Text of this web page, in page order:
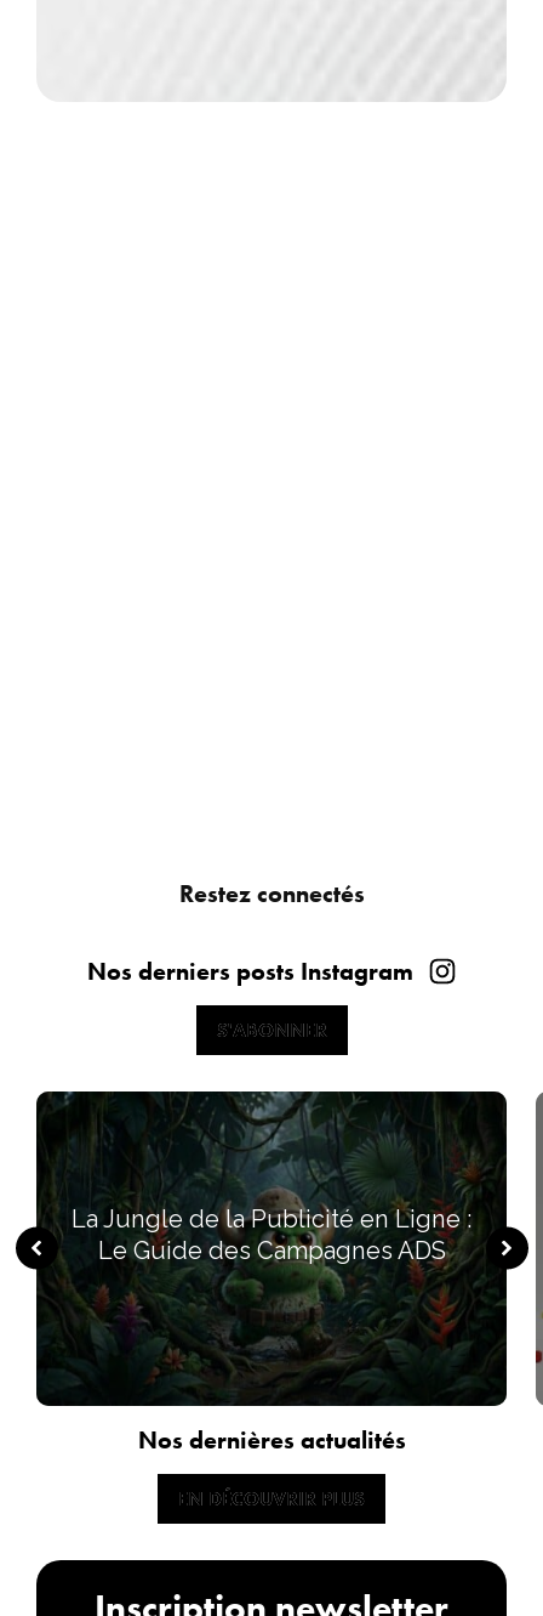
Restez connectés
Nos derniers posts Instagram
S'ABONNER
S'ABONNER
La Jungle de la Publicité en Ligne :
Le Guide des Campagnes ADS
Nos dernières actualités
EN DÉCOUVRIR PLUS
EN DÉCOUVRIR PLUS